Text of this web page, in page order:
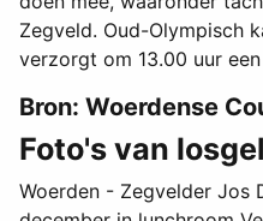
Zegveld. Oud-Olympisch
verzorgt om 13.00 uur
Bron: Woerdense
Foto's van
Woerden - Zegvelder Jos